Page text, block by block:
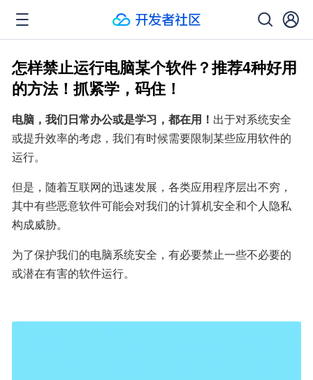
怎样禁止运行电脑某个软件？推荐4种好用
的方法！抓紧学，码住！
电脑，我们日常办公或是学习，都在用！ 出于对系统安全
或提升效率的考虑，我们有时候需要限制某些应用软件的
运行。
但是，随着互联网的迅速发展，各类应用程序层出不穷，
其中有些恶意软件可能会对我们的计算机安全和个人隐私
构成威胁。
为了保护我们的电脑系统安全，有必要禁止一些不必要的
或潜在有害的软件运行。